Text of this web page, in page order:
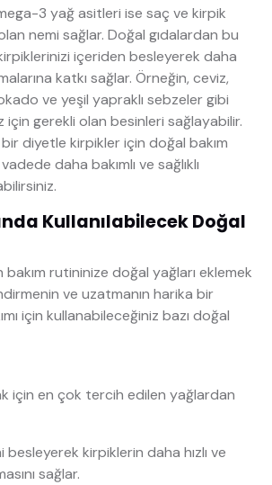
3 yağ asitleri ise saç ve kirpik
nemi sağlar. Doğal gıdalardan bu
içeriden besleyerek daha
katkı sağlar. Örneğin, ceviz,
ve yeşil yapraklı sebzeler gibi
için gerekli olan besinleri sağlayabilir.
diyetle kirpikler için doğal bakım
daha bakımlı ve sağlıklı
Kullanılabilecek Doğal
rutininize doğal yağları eklemek
ve uzatmanın harika bir
için kullanabileceğiniz bazı doğal
için en çok tercih edilen yağlardan
besleyerek kirpiklerin daha hızlı ve
sağlar.